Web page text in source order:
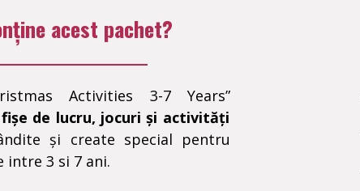
acest pachet?
Activities 3-7 Years”
de lucru, jocuri și activități
și create special pentru
intre 3 si 7 ani.